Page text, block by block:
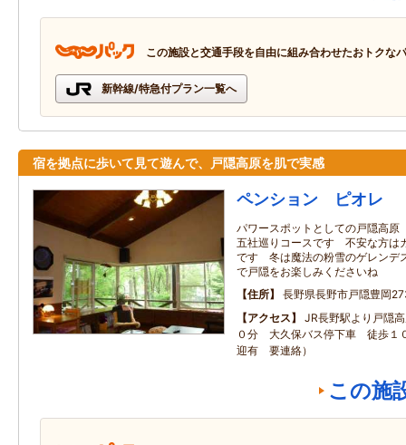
この施設と交通手段を自由に組み合わせたおトクな
新幹線/特急付プラン一覧へ
宿を拠点に歩いて見て遊んで、戸隠高原を肌で実感
ペンション ピオレ
パワースポットとしての戸隠高
五社巡りコースです 不安な方は
です 冬は魔法の粉雪のゲレンデ
で戸隠をお楽しみくださいね
住所
長野県長野市戸隠豊岡
アクセス
JR長野駅より戸隠
０分 大久保バス停下車 徒歩１
迎有 要連絡）
この施